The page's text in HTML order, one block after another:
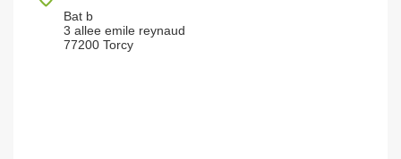
Bat b
3 allee emile reynaud
77200 Torcy